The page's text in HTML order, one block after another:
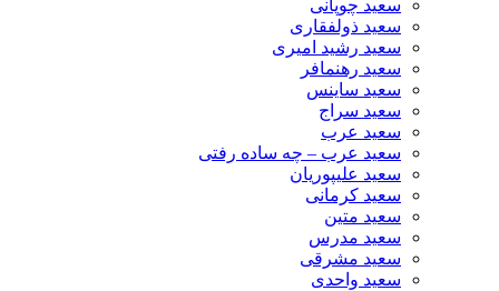
سعید چوپانی
سعید ذولفقاری
سعید رشید امیری
سعید رهنمافر
سعید ساینس
سعید سراج
سعید عرب
سعید عرب – چه ساده رفتی
سعید علیپوریان
سعید کرمانی
سعید متین
سعید مدرس
سعید مشرقی
سعید واحدی